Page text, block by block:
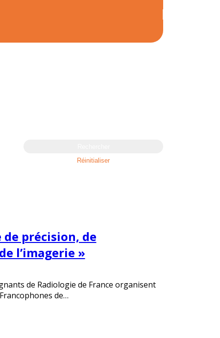
Réinitialiser
de précision, de
l’imagerie »
de Radiologie de France organisent
de…